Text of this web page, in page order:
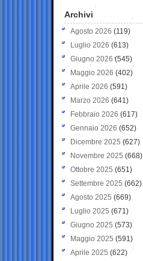
Archivi
Agosto 2026 (119)
Luglio 2026 (613)
Giugno 2026 (545)
Maggio 2026 (402)
Aprile 2026 (591)
Marzo 2026 (641)
Febbraio 2026 (617)
Gennaio 2026 (652)
Dicembre 2025 (627)
Novembre 2025 (668)
Ottobre 2025 (651)
Settembre 2025 (662)
Agosto 2025 (669)
Luglio 2025 (671)
Giugno 2025 (573)
Maggio 2025 (591)
Aprile 2025 (622)